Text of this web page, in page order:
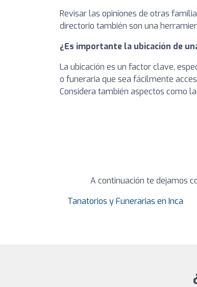
Revisar las opiniones de otras
directorio también son una
¿Es importante la ubicación de
La ubicación es un factor clave,
o funeraria que sea fácilmente
Considera también aspectos como
A continuación te dejamos
Tanatorios y Funerarias en Inca